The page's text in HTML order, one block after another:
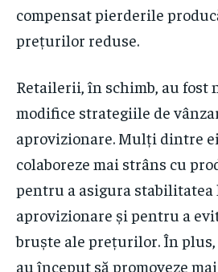
compensat pierderile
prețurilor reduse.
Retailerii, în schimb, au fost
modifice strategiile de
aprovizionare. Mulți dintre
colaboreze mai strâns cu
pentru a asigura
aprovizionare și pentru a
bruște ale prețurilor. În
au început să promoveze